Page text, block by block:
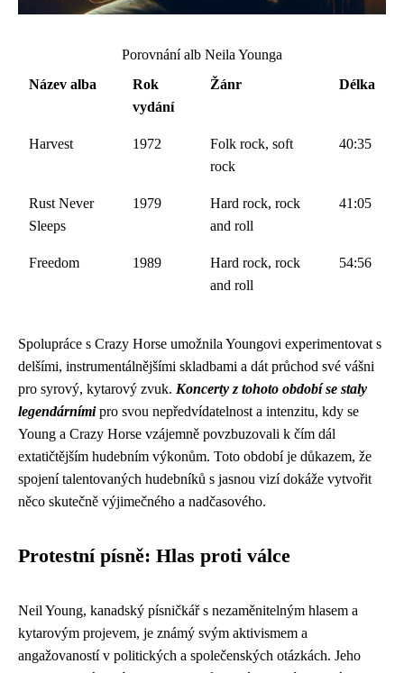
Porovnání alb Neila Younga
Název alba
Rok
vydání
Žánr Délka
Harvest 1972
Folk rock, soft
rock
40:35
Rust Never
Sleeps
1979
Hard rock, rock
and roll
41:05
Freedom 1989
Hard rock, rock
and roll
54:56
Spolupráce s Crazy Horse umožnila Youngovi experimentovat s
delšími, instrumentálnějšími skladbami a dát průchod své vášni
pro syrový, kytarový zvuk. Koncerty z tohoto období se staly
legendárnímipro svou nepředvídatelnost a intenzitu, kdy se
Young a Crazy Horse vzájemně povzbuzovali k čím dál
extatičtějším hudebním výkonům. Toto období je důkazem, že
spojení talentovaných hudebníků s jasnou vizí dokáže vytvořit
něco skutečně výjimečného a nadčasového.
Protestní písně: Hlas proti válce
Neil Young, kanadský písničkář s nezaměnitelným hlasem a
kytarovým projevem, je známý svým aktivismem a
angažovaností v politických a společenských otázkách. Jeho